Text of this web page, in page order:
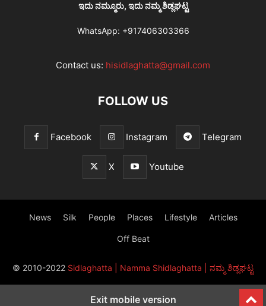
ಇದು ನಮ್ಮೂರು, ಇದು ನಮ್ಮ ಶಿಡ್ಲಘಟ್ಟ
WhatsApp: +917406303366
Contact us: hisidlaghatta@gmail.com
FOLLOW US
Facebook Instagram Telegram
X Youtube
News Silk People Places Lifestyle Articles
Off Beat
© 2010-2022 Sidlaghatta | Namma Shidlaghatta | ನಮ್ಮ ಶಿಡ್ಲಘಟ್ಟ
Exit mobile version